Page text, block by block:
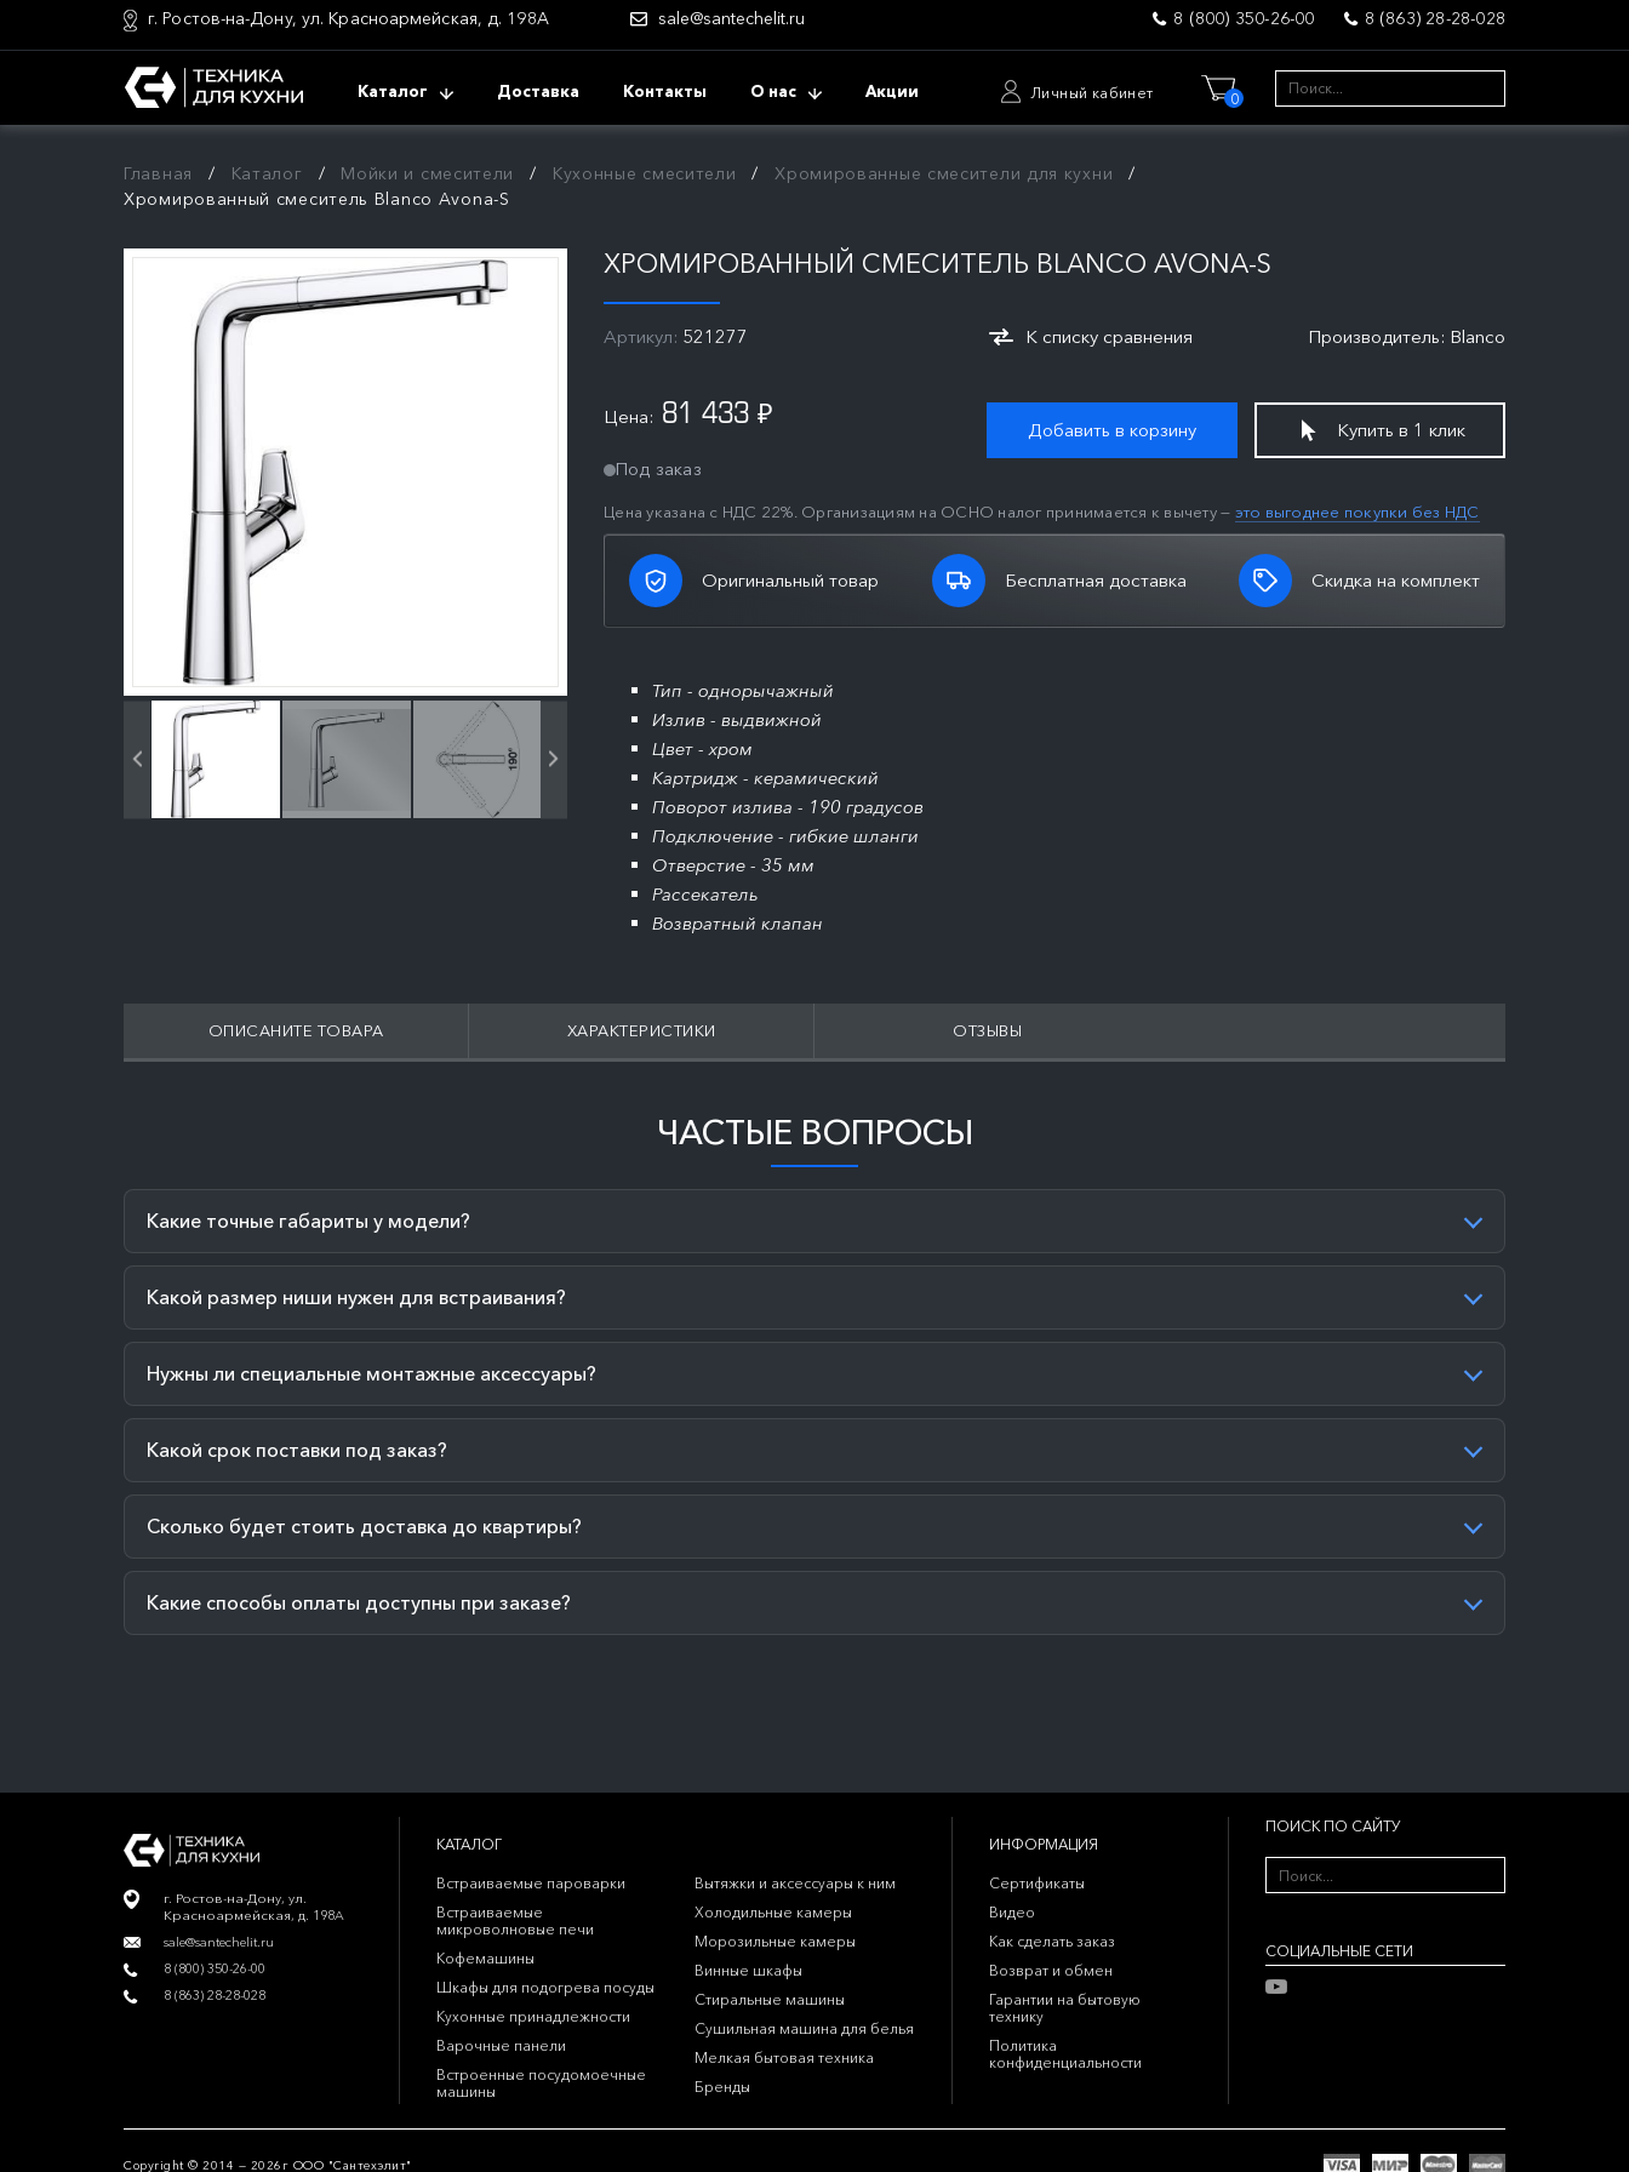
г. Ростов-на-Дону, ул. Красноармейская, д. 198А sale@santechelit.ru 8 (800) 350-26-00 8 (863) 28-28-028
Каталог Доставка Контакты О нас Акции Личный кабинет 0
Главная Каталог Мойки и смесители Кухонные смесители
Хромированные смесители для кухни
Хромированный смеситель Blanco Avona-S
ХРОМИРОВАННЫЙ СМЕСИТЕЛЬ BLANCO AVONA-S
Артикул: 521277 К списку сравнения Производитель: Blanco
Цена: 81 433 ₽
Под заказ
Цена указана с НДС 22%. Организациям на ОСНО налог принимается к вычету — это выгоднее покупки без НДС
Добавить в корзину Купить в 1 клик
Оригинальный товар Бесплатная доставка Скидка на комплект
Тип - однорычажный
Излив - выдвижной
Цвет - хром
Картридж - керамический
Поворот излива - 190 градусов
Подключение - гибкие шланги
Отверстие - 35 мм
Рассекатель
Возвратный клапан
ОПИСАНИТЕ ТОВАРА ХАРАКТЕРИСТИКИ ОТЗЫВЫ
ЧАСТЫЕ ВОПРОСЫ
Какие точные габариты у модели?
Какой размер ниши нужен для встраивания?
Нужны ли специальные монтажные аксессуары?
Какой срок поставки под заказ?
Сколько будет стоить доставка до квартиры?
Какие способы оплаты доступны при заказе?
г. Ростов-на-Дону, ул.
Красноармейская, д. 198А
sale@santechelit.ru
8 (800) 350-26-00
8 (863) 28-28-028
КАТАЛОГ
Встраиваемые пароварки
Встраиваемые
микроволновые печи
Кофемашины
Шкафы для подогрева посуды
Кухонные принадлежности
Варочные панели
Встроенные посудомоечные
машины
Вытяжки и аксессуары к ним
Холодильные камеры
Морозильные камеры
Винные шкафы
Стиральные машины
Сушильная машина для белья
Мелкая бытовая техника
Бренды
ИНФОРМАЦИЯ
Сертификаты
Видео
Как сделать заказ
Возврат и обмен
Гарантии на бытовую
технику
Политика
конфиденциальности
ПОИСК ПО САЙТУ
CОЦИАЛЬНЫЕ СЕТИ
Copyright © 2014 — 2026г ООО "Сантехэлит"